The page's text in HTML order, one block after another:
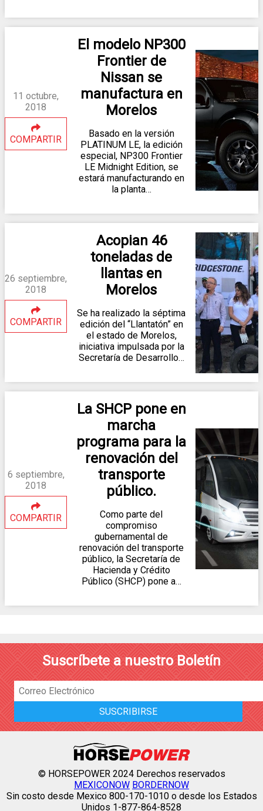
11 octubre,
2018
COMPARTIR
El modelo NP300
Frontier de
Nissan se
manufactura en
Morelos
Basado en la versión
PLATINUM LE, la edición
especial, NP300 Frontier
LE Midnight Edition, se
estará manufacturando en
la planta…
26 septiembre,
2018
COMPARTIR
Acopian 46
toneladas de
llantas en
Morelos
Se ha realizado la séptima
edición del “Llantatón” en
el estado de Morelos,
iniciativa impulsada por la
Secretaría de Desarrollo…
6 septiembre,
2018
COMPARTIR
La SHCP pone en
marcha
programa para la
renovación del
transporte
público.
Como parte del
compromiso
gubernamental de
renovación del transporte
público, la Secretaría de
Hacienda y Crédito
Público (SHCP) pone a…
Suscríbete a nuestro Boletín
© HORSEPOWER 2024 Derechos reservados
MEXICONOW BORDERNOW
Sin costo desde Mexico 800-170-1010 o desde los Estados
Unidos 1-877-864-8528